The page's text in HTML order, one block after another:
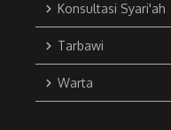
Konsultasi Syari'ah
Tarbawi
Warta